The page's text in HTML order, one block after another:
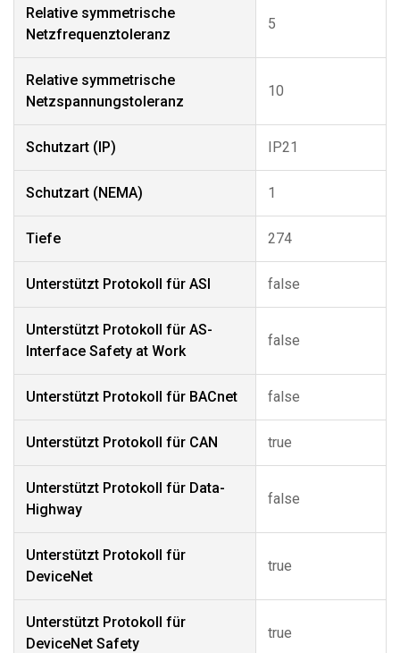
Relative symmetrische
Netzfrequenztoleranz
5
Relative symmetrische
Netzspannungstoleranz
10
Schutzart (IP) IP21
Schutzart (NEMA) 1
Tiefe 274
Unterstützt Protokoll für ASI false
Unterstützt Protokoll für AS-
Interface Safety at Work
false
Unterstützt Protokoll für BACnet false
Unterstützt Protokoll für CAN true
Unterstützt Protokoll für Data-
Highway
false
Unterstützt Protokoll für
DeviceNet
true
Unterstützt Protokoll für
DeviceNet Safety
true